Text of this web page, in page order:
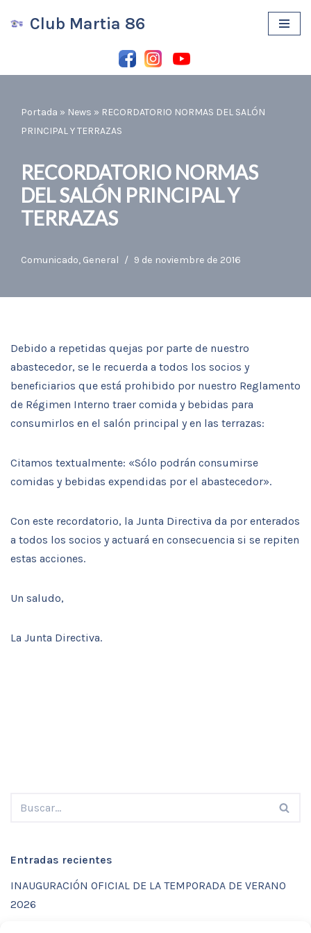
contenido
Club Martia 86
Portada » News » RECORDATORIO NORMAS DEL SALÓN
PRINCIPAL Y TERRAZAS
RECORDATORIO NORMAS
DEL SALÓN PRINCIPAL Y
TERRAZAS
Comunicado, General 9 de noviembre de 2016
Debido a repetidas quejas por parte de nuestro
abastecedor, se le recuerda a todos los socios y
beneficiarios que está prohibido por nuestro Reglamento
de Régimen Interno traer comida y bebidas para
consumirlos en el salón principal y en las terrazas:
Citamos textualmente: «Sólo podrán consumirse
comidas y bebidas expendidas por el abastecedor».
Con este recordatorio, la Junta Directiva da por enterados
a todos los socios y actuará en consecuencia si se repiten
estas acciones.
Un saludo,
La Junta Directiva.
Entradas recientes
INAUGURACIÓN OFICIAL DE LA TEMPORADA DE VERANO
2026